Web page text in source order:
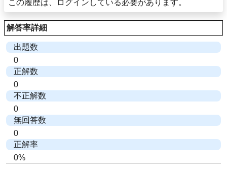
この履歴は、ログインしている必要があります。
解答率詳細
出題数
0
正解数
0
不正解数
0
無回答数
0
正解率
0%